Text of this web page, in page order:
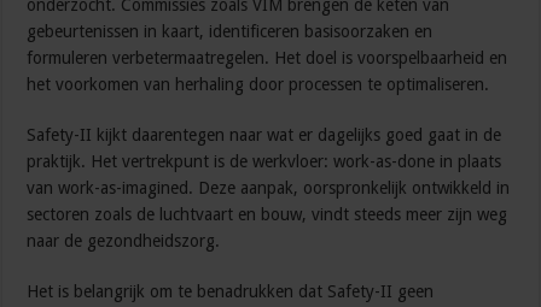
onderzocht. Commissies zoals VIM brengen de keten van
gebeurtenissen in kaart, identificeren basisoorzaken en
formuleren verbetermaatregelen. Het doel is voorspelbaarheid en
het voorkomen van herhaling door processen te optimaliseren.
Safety-II kijkt daarentegen naar wat er dagelijks goed gaat in de
praktijk. Het vertrekpunt is de werkvloer: work-as-done in plaats
van work-as-imagined. Deze aanpak, oorspronkelijk ontwikkeld in
sectoren zoals de luchtvaart en bouw, vindt steeds meer zijn weg
naar de gezondheidszorg.
Het is belangrijk om te benadrukken dat Safety-II geen